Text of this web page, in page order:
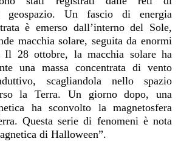
geospazio. Un fascio di energia
è emerso dall’interno del Sole,
macchia solare, seguita da enormi
Il 28 ottobre, la macchia solare ha
una massa concentrata di vento
scagliandola nello spazio
la Terra. Un giorno dopo, una
ha sconvolto la magnetosfera
Questa serie di fenomeni è nota
di Halloween”.